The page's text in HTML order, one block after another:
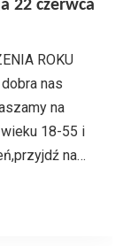
22 czerwca
ROKU
nas
na
18-55 i
na…